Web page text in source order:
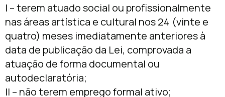
I – terem atuado social ou profissionalmente
nas áreas artística e cultural nos 24 (vinte e
quatro) meses imediatamente anteriores à
data de publicação da Lei, comprovada a
atuação de forma documental ou
autodeclaratória;
II – não terem emprego formal ativo;